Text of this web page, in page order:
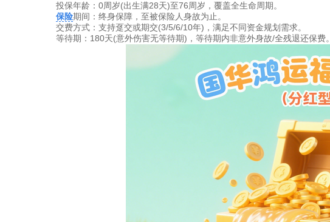
​​投保年龄​​：0周岁(出生满28天)至76周岁，覆盖全生命周期。
保险期间​​：终身保障，至被保险人身故为止。
​​交费方式​​：支持趸交或期交(3/5/6/10年)，满足不同资金规划需求。
​​等待期​​：180天(意外伤害无等待期)，等待期内非意外身故/全残退还保费。